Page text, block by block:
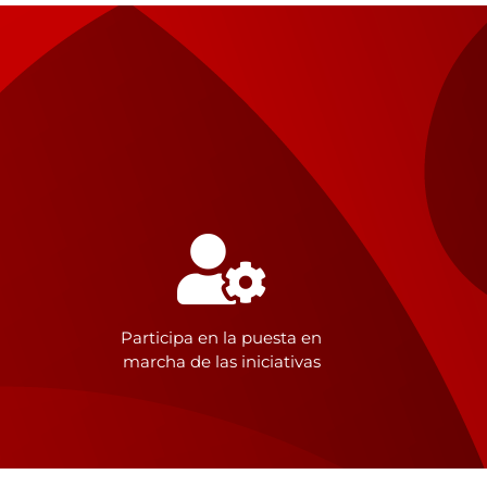
Participa en la puesta en
marcha de las iniciativas